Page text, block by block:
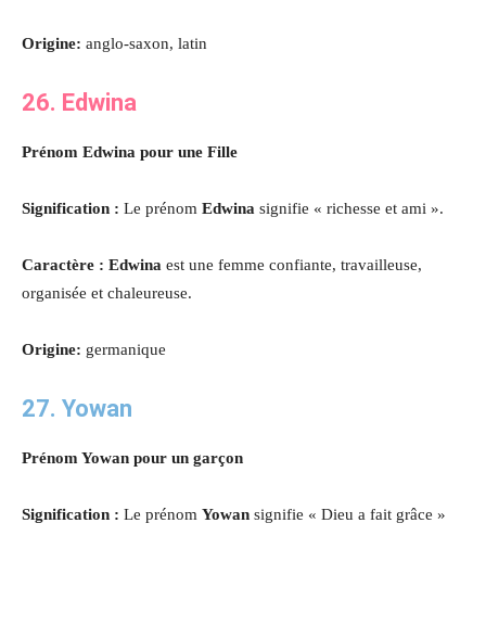
Origine: anglo-saxon, latin
26. Edwina
Prénom Edwina pour une Fille
Signification : Le prénom Edwina signifie « richesse et ami ».
Caractère : Edwina est une femme confiante, travailleuse,
organisée et chaleureuse.
Origine: germanique
27. Yowan
Prénom Yowan pour un garçon
Signification : Le prénom Yowan signifie « Dieu a fait grâce »